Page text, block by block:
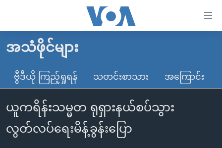
လွယ်ကူ
သည့်
များ
ပင်မ
မူလစာမျက်နှာ
မြန်မာ
ကမ္ဘာ့သတင်းများ
နိုင်ငံတကာ
အမေရိကန်
ဗွီဒီယို
သတင်းလွတ်လပ်ခွင့်
ရပ်ဝန်းတခု လမ်းတခု အလွန်
အသံဖိုင်များ
ဗွီဒီယို ကြည့်ရှုရန် သတင်းစာသား အကြောင်း
ယူကရိန်းသမ္မတ ရုရှားနယ်စပ်သွား
လွတ်လပ်ရေးမိန့်ခွန်းပြော